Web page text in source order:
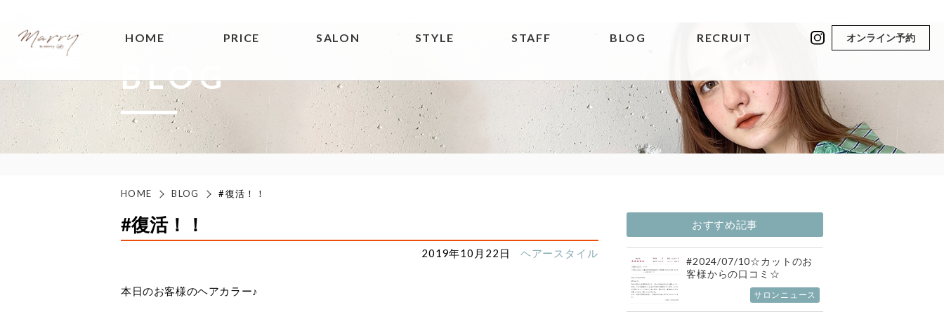
HOME PRICE SALON STYLE STAFF BLOG RECRUIT オンライン予約
BLOG
HOME BLOG #復活！！
#復活！！
2019年10月22日 ヘアースタイル
本日のお客様のヘアカラー♪
おすすめ記事
#2024/07/10☆カットのお
客様からの口コミ☆
サロンニュース